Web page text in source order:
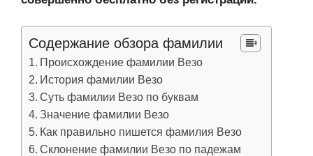
Содержание обзора фамилии
Происхождение фамилии Везо
История фамилии Везо
Суть фамилии Везо по буквам
Значение фамилии Везо
Как правильно пишется фамилия Везо
Склонение фамилии Везо по падежам